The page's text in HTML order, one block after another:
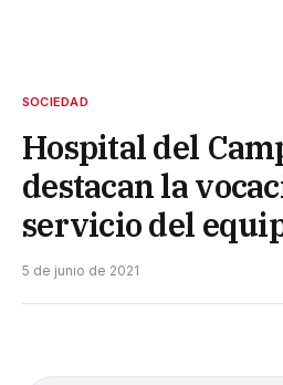
SOCIEDAD
Hospital del
destacan la
servicio del
5 de junio de 2021